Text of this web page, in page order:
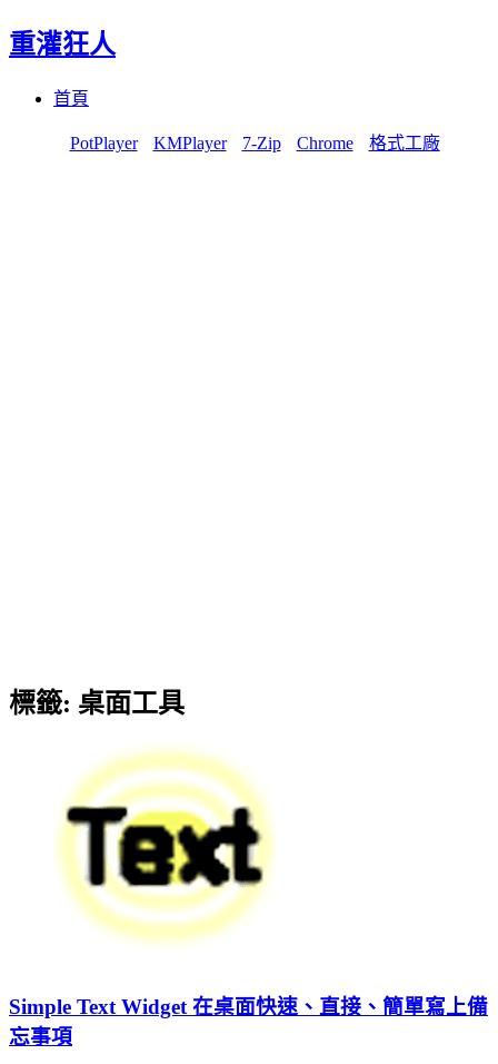
重灌狂人
首頁
PotPlayer KMPlayer 7-Zip Chrome 格式工廠
標籤: 桌面工具
Simple Text Widget 在桌面快速、直接、簡單寫上備
忘事項